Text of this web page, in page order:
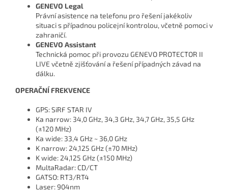
GENEVO Legal
Právní asistence na telefonu pro řešení jakékoliv
situaci s případnou policejní kontrolou, včetně pomoci v
zahraničí.
GENEVO Assistant
Technická pomoc při provozu GENEVO PROTECTOR II
LIVE včetně zjišťování a řešení případných závad na
dálku.
OPERAČNÍ FREKVENCE
GPS: SiRF STAR IV
Ka narrow: 34,0 GHz, 34,3 GHz, 34,7 GHz, 35,5 GHz
(±120 MHz)
Ka wide: 33,4 GHz ~ 36,0 GHz
K narrow: 24,125 GHz (±70 MHz)
K wide: 24,125 GHz (±150 MHz)
MultaRadar: CD/CT
GATSO: RT3/RT4
Laser: 904nm